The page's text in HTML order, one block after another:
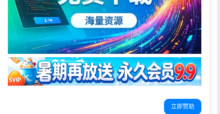
彩虹源码网
2026-06-15 12阅读
百度AI摘要全面升级！权威溯源+时间标注，站长收录与排名
优化规则大变
百度搜索近期重磅官宣AI摘要功能迭代升级，新版阿拉丁AI摘
要正式上线，新增权威来源标注、发布时间溯源两大核心能
象、信息失真、内容同质化问题的一次算法重构，直接改变
立即赞助